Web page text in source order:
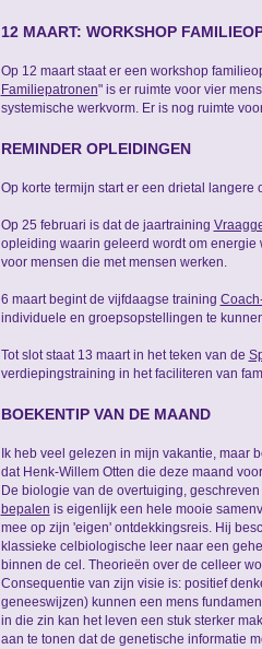
12 MAART: WORKSHOP
Op 12 maart staat er een workshop
Familiepatronen" is er ruimte voor vier
systemische werkvorm. Er is nog ruimte
REMINDER OPLEIDINGEN
Op korte termijn start er een drietal
Op 25 februari is dat de jaartraining
opleiding waarin geleerd wordt om energie
voor mensen die met mensen werken.
6 maart begint de vijfdaagse training
individuele en groepsopstellingen te
Tot slot staat 13 maart in het teken van de
verdiepingstraining in het faciliteren van
BOEKENTIP VAN DE MAAND
Ik heb veel gelezen in mijn vakantie, maar
dat Henk-Willem Otten die deze maand
De biologie van de overtuiging,
bepalen is eigenlijk een hele mooie
mee op zijn 'eigen' ontdekkingsreis. Hij
klassieke celbiologische leer naar een
binnen de cel. Theorieën over de celleer
Consequentie van zijn visie is: positief
geneeswijzen) kunnen een mens
in die zin kan het leven een stuk sterker
aan te tonen dat de genetische informatie